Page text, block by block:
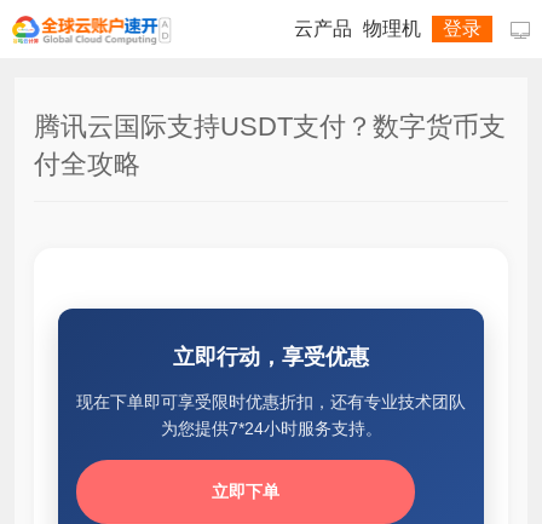

云产品 物理机 登录
腾讯云国际支持USDT支付？数字货币支
付全攻略
立即行动，享受优惠
现在下单即可享受限时优惠折扣，还有专业技术团队
为您提供7*24小时服务支持。
立即下单